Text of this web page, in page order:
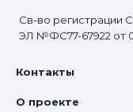
Св-во регистрации
ЭЛ №ФС77-67922 от
Контакты
О проекте